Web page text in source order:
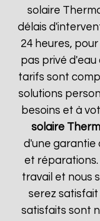
solaire
délais
24 heures,
pas privé
tarifs sont
solutions
besoins et à
solaire
d'une garantie
et
travail et nous
serez satisfait
satisfaits sont